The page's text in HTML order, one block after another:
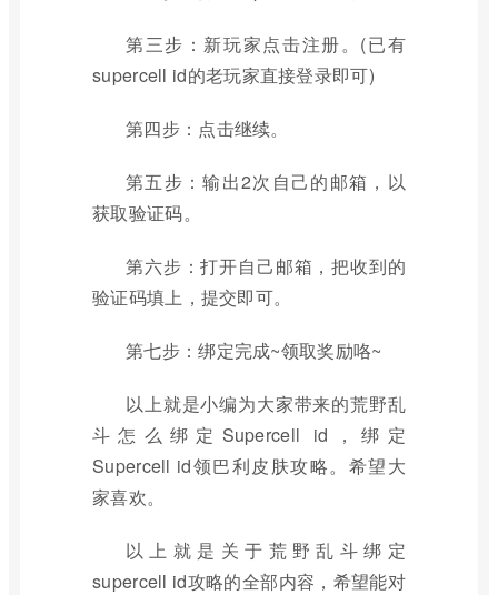
第三步：新玩家点击注册。(已有
supercell id的老玩家直接登录即可)
第四步：点击继续。
第五步：输出2次自己的邮箱，以
获取验证码。
第六步：打开自己邮箱，把收到的
验证码填上，提交即可。
第七步：绑定完成~领取奖励咯~
以上就是小编为大家带来的荒野乱
斗怎么绑定Supercell id，绑定
Supercell id领巴利皮肤攻略。希望大
家喜欢。
以上就是关于荒野乱斗绑定
supercell id攻略的全部内容，希望能对